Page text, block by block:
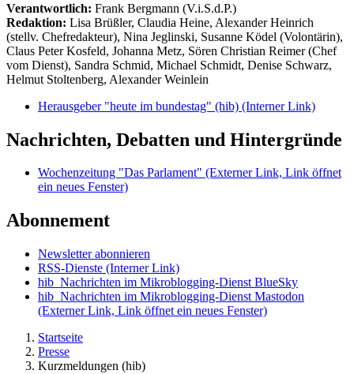
Verantwortlich: Frank Bergmann (V.i.S.d.P.)
Redaktion: Lisa Brüßler, Claudia Heine, Alexander Heinrich
(stellv. Chefredakteur), Nina Jeglinski, Susanne Ködel (Volontärin),
Claus Peter Kosfeld, Johanna Metz, Sören Christian Reimer (Chef
vom Dienst), Sandra Schmid, Michael Schmidt, Denise Schwarz,
Helmut Stoltenberg, Alexander Weinlein
Herausgeber "heute im bundestag" (hib) (Interner Link)
Nachrichten, Debatten und Hintergründe
Wochenzeitung "Das Parlament" (Externer Link, Link öffnet
ein neues Fenster)
Abonnement
Newsletter abonnieren
RSS-Dienste (Interner Link)
hib_Nachrichten im Mikroblogging-Dienst BlueSky
hib_Nachrichten im Mikroblogging-Dienst Mastodon
(Externer Link, Link öffnet ein neues Fenster)
Startseite
Presse
Kurzmeldungen (hib)